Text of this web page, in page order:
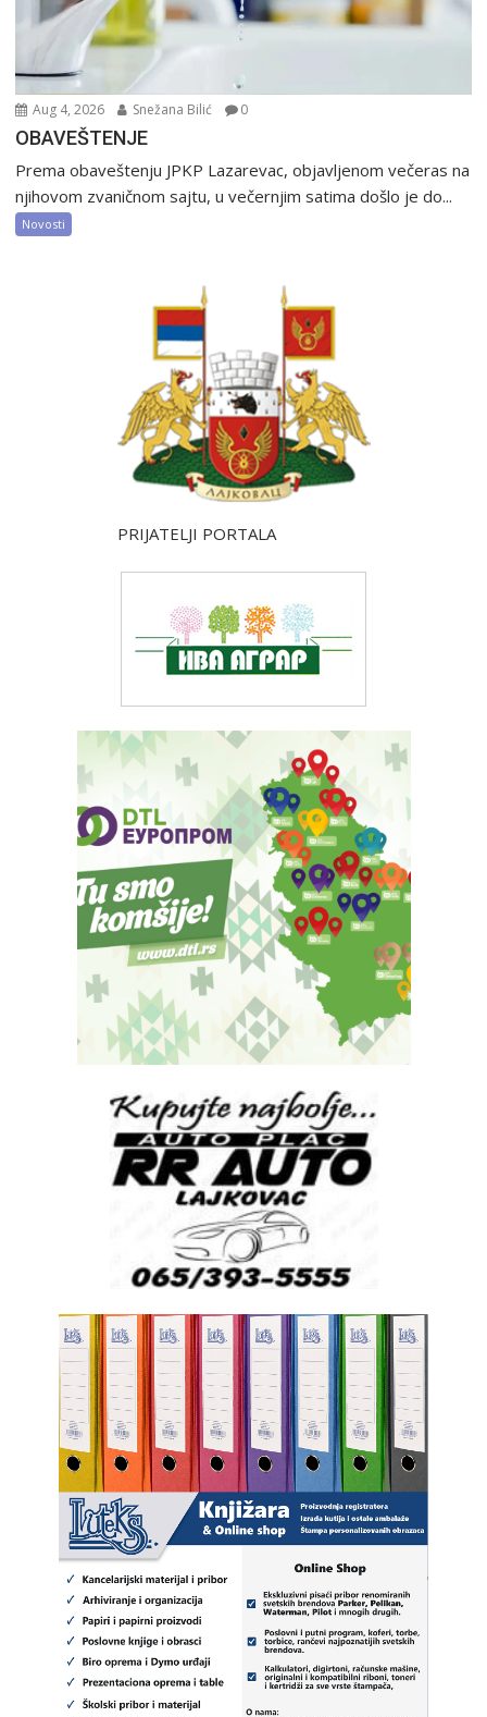
Aug 4, 2026 Snežana Bilić 0
OBAVEŠTENJE
Prema obaveštenju JPKP Lazarevac, objavljenom večeras na
njihovom zvaničnom sajtu, u večernjim satima došlo je do...
Novosti
PRIJATELJI PORTALA